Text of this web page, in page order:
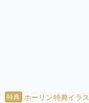
特典 ホーリン特典イラ